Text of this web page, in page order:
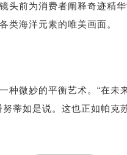
头前为消费者阐释奇迹精
类海洋元素的唯美画面。
种微妙的平衡艺术。“在
蒂如是说。这也正如帕克